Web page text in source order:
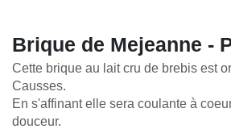
Brique de Mejeanne -
Cette brique au lait cru de brebis est
Causses.
En s'affinant elle sera coulante à
douceur.